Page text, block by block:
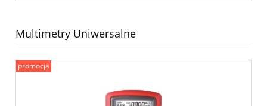
Multimetry Uniwersalne
promocja